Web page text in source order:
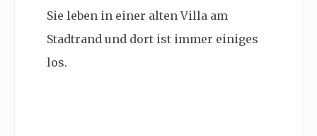
Sie leben in einer alten Villa am
Stadtrand und dort ist immer einiges
los.